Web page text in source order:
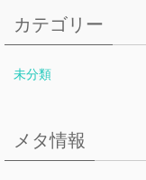
カテゴリー
未分類
メタ情報